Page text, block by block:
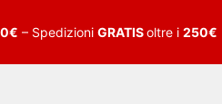
– Spedizioni GRATISoltre i 250€